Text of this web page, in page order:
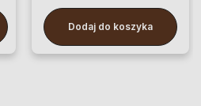
Dodaj do koszyka